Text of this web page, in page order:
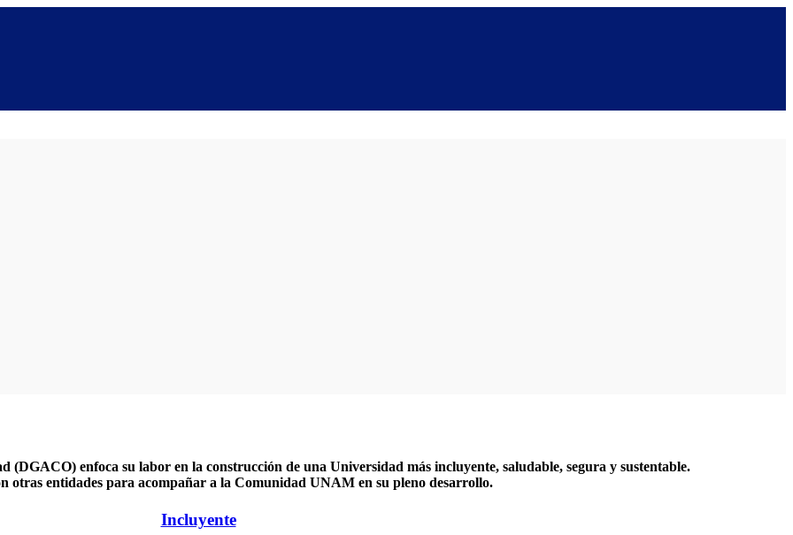
(DGACO) enfoca su labor en la construcción de una Universidad más incluyente, saludable, segura y sustentable.
otras entidades para acompañar a la Comunidad UNAM en su pleno desarrollo.
Incluyente